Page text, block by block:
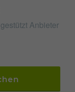
Anbieter